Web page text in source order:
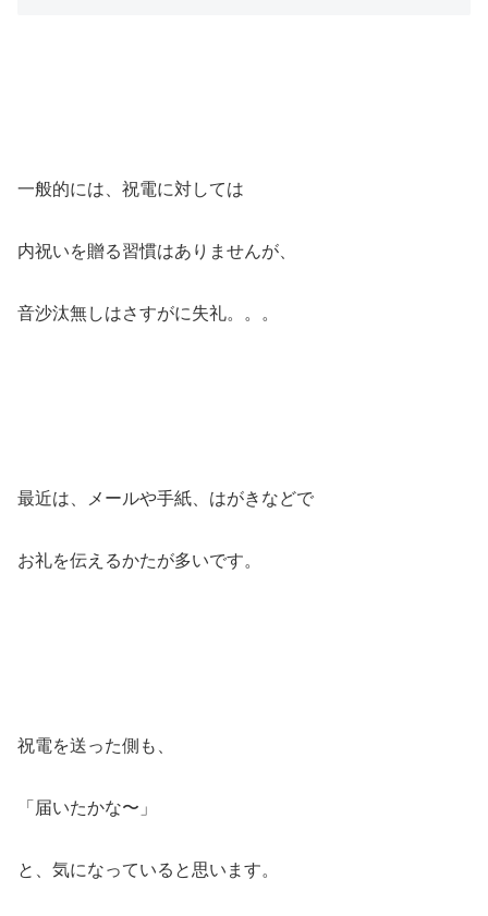
一般的には、祝電に対しては
内祝いを贈る習慣はありませんが、
音沙汰無しはさすがに失礼。。。
最近は、メールや手紙、はがきなどで
お礼を伝えるかたが多いです。
祝電を送った側も、
「届いたかな〜」
と、気になっていると思います。